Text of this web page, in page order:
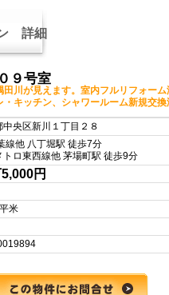
詳細
９号室
田川が見えます。室内フルリフォー
・キッチン、シャワールーム新規交
中央区新川１丁目２８
線他 八丁堀駅 徒歩7分
トロ東西線他 茅場町駅 徒歩9分
円
米